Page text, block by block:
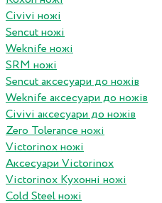
Civivi ножі
Sencut ножі
Weknife ножі
SRM ножі
Sencut аксесуари до ножів
Weknife аксесуари до ножів
Civivi аксесуари до ножів
Zero Tolerance ножі
Victorinox ножі
Аксесуари Victorinox
Victorinox Кухонні ножі
Cold Steel ножі